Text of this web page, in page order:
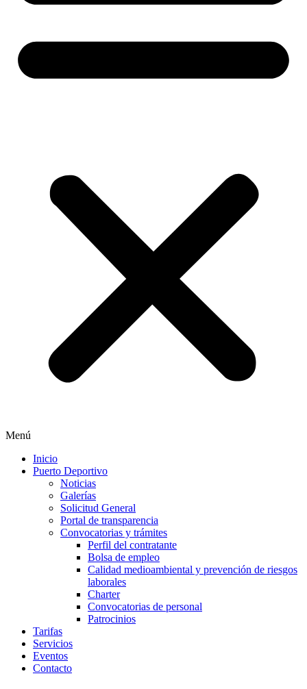
Menú
Inicio
Puerto Deportivo
Noticias
Galerías
Solicitud General
Portal de transparencia
Convocatorias y trámites
Perfil del contratante
Bolsa de empleo
Calidad medioambiental y prevención de riesgos
laborales
Charter
Convocatorias de personal
Patrocinios
Tarifas
Servicios
Eventos
Contacto